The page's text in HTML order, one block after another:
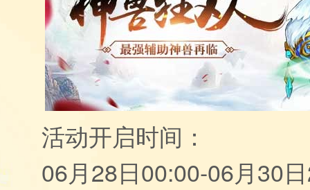
活动开启时间：
06月28日00:00-06月30